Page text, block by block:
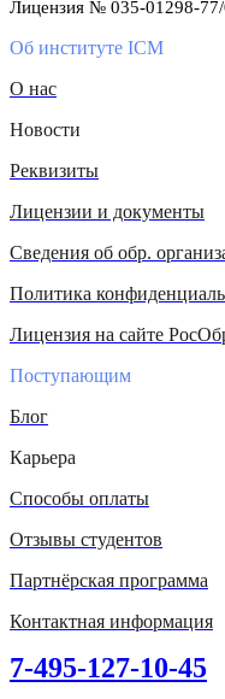
Лицензия № 035-01298-
Об институте ICM
О нас
Новости
Реквизиты
Лицензии и документы
Сведения об обр.
Политика
Лицензия на сайте
Поступающим
Блог
Карьера
Способы оплаты
Отзывы студентов
Партнёрская программа
Контактная информация
7-495-127-10-45